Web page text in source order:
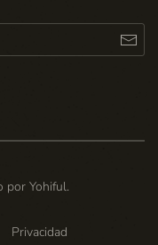
por Yohiful.
Privacidad